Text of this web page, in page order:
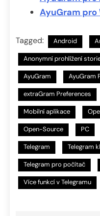
AyuGram pro
Tagged: Android
Anonymní prohlížení
AyuGram AyuGram
extraGram Preferences
Mobilní aplikace
Open-Source PC
Telegram Telegram
Telegram pro počítač
Více funkcí v Telegramu